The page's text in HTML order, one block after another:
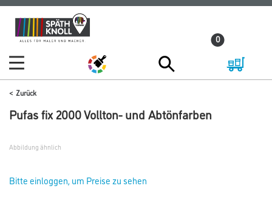
Zum
Inhalt
Zum
Navigationsmenü
0
Zurück
Pufas fix 2000 Vollton- und Abtönfarben
Abbildung ähnlich
Bitte einloggen, um Preise zu sehen